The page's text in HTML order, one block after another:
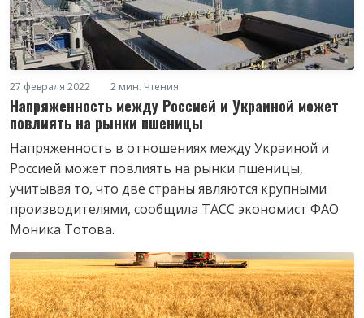
27 февраля 2022 2 мин. Чтения
Напряженность между Россией и Украиной может
повлиять на рынки пшеницы
Напряженность в отношениях между Украиной и
Россией может повлиять на рынки пшеницы,
учитывая то, что две страны являются крупными
производителями, сообщила ТАСС экономист ФАО
Моника Тотова.